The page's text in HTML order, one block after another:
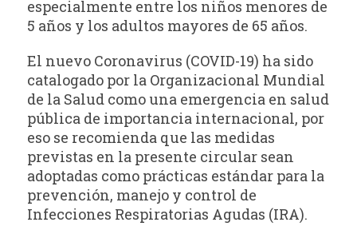
especialmente entre los niños menores de
5 años y los adultos mayores de 65 años.
El nuevo Coronavirus (COVID-19) ha sido
catalogado por la Organizacional Mundial
de la Salud como una emergencia en salud
pública de importancia internacional, por
eso se recomienda que las medidas
previstas en la presente circular sean
adoptadas como prácticas estándar para la
prevención, manejo y control de
Infecciones Respiratorias Agudas (IRA).